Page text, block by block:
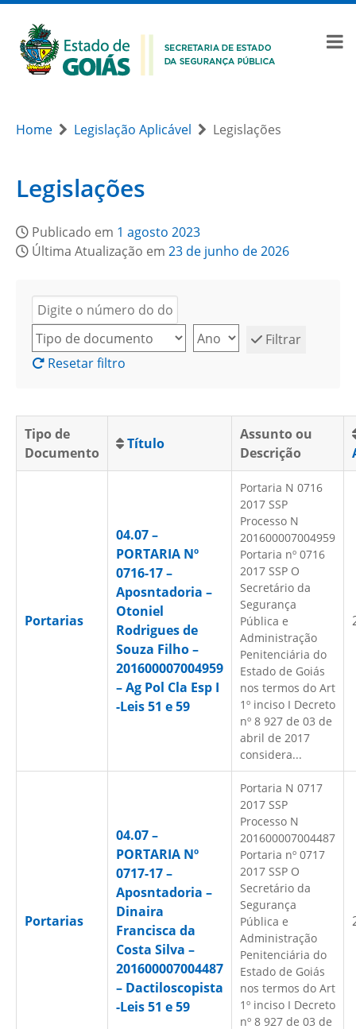
Home Legislação Aplicável Legislações
Legislações
Publicado em 1 agosto 2023
Última Atualização em 23 de junho de 2026
Filtrar
Resetar filtro
Tipo de
Documento
Título
Assunto ou
Descrição
Portarias
04.07 –
PORTARIA Nº
0716-17 –
Aposntadoria –
Otoniel
Rodrigues de
Souza Filho –
201600007004959
– Ag Pol Cla Esp I
-Leis 51 e 59
Portaria N 0716
2017 SSP
Processo N
201600007004959
Portaria nº 0716
2017 SSP O
Secretário da
Segurança
Pública e
Administração
Penitenciária do
Estado de Goiás
nos termos do Art
1º inciso I Decreto
nº 8 927 de 03 de
abril de 2017
considera...
Portarias
04.07 –
PORTARIA Nº
0717-17 –
Aposntadoria –
Dinaira
Francisca da
Costa Silva –
201600007004487
– Dactiloscopista
-Leis 51 e 59
Portaria N 0717
2017 SSP
Processo N
201600007004487
Portaria nº 0717
2017 SSP O
Secretário da
Segurança
Pública e
Administração
Penitenciária do
Estado de Goiás
nos termos do Art
1º inciso I Decreto
nº 8 927 de 03 de